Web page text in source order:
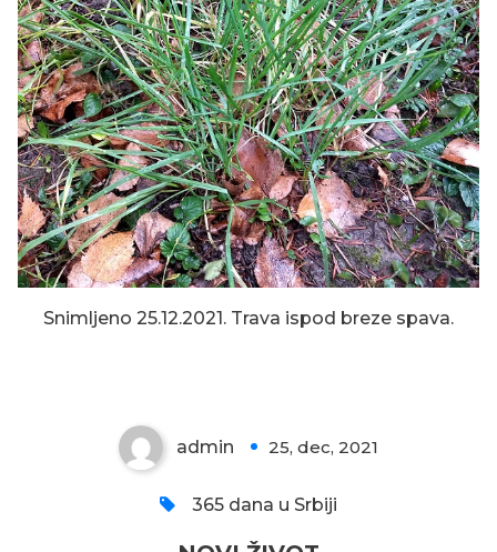
Snimljeno 25.12.2021. Trava ispod breze spava.
admin 25, dec, 2021
365 dana u Srbiji